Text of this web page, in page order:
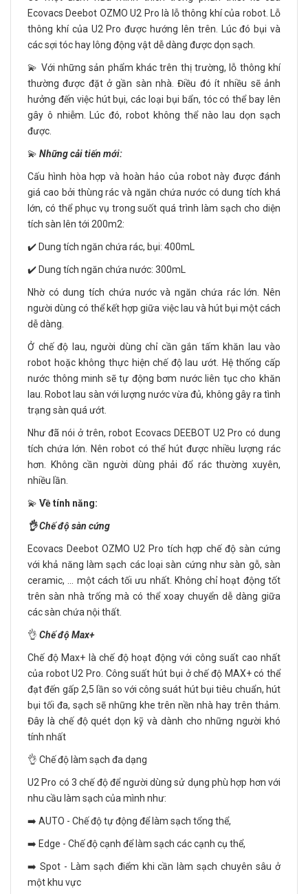
Ecovacs Deebot OZMO U2 Pro là lỗ thông khí của robot. Lỗ
thông khí của U2 Pro được hướng lên trên. Lúc đó bụi và
các sợi tóc hay lông động vật dễ dàng được dọn sạch.
💫 Với những sản phẩm khác trên thị trường, lỗ thông khí
thường được đặt ở gần sàn nhà. Điều đó ít nhiều sẽ ảnh
hưởng đến việc hút bụi, các loại bụi bẩn, tóc có thể bay lên
gây ô nhiễm. Lúc đó, robot không thể nào lau dọn sạch
được.
💫 Những cải tiến mới:
Cấu hình hòa hợp và hoàn hảo của robot này được đánh
giá cao bởi thùng rác và ngăn chứa nước có dung tích khá
lớn, có thể phục vụ trong suốt quá trình làm sạch cho diện
tích sàn lên tới 200m2:
✔️ Dung tích ngăn chứa rác, bụi: 400mL
✔️ Dung tích ngăn chứa nước: 300mL
Nhờ có dung tích chứa nước và ngăn chứa rác lớn. Nên
người dùng có thể kết hợp giữa việc lau và hút bụi một cách
dễ dàng.
Ở chế độ lau, người dùng chỉ cần gắn tấm khăn lau vào
robot hoặc không thực hiện chế độ lau ướt. Hệ thống cấp
nước thông minh sẽ tự động bơm nước liên tục cho khăn
lau. Robot lau sàn với lượng nước vừa đủ, không gây ra tình
trạng sàn quá ướt.
Như đã nói ở trên, robot Ecovacs DEEBOT U2 Pro có dung
tích chứa lớn. Nên robot có thể hút được nhiều lượng rác
hơn. Không cần người dùng phải đổ rác thường xuyên,
nhiều lần.
💫 Về tính năng:
👌 Chế độ sàn cứng
Ecovacs Deebot OZMO U2 Pro tích hợp chế độ sàn cứng
với khả năng làm sạch các loại sàn cứng như sàn gỗ, sàn
ceramic, … một cách tối ưu nhất. Không chỉ hoạt động tốt
trên sàn nhà trống mà có thể xoay chuyển dễ dàng giữa
các sàn chứa nội thất.
👌 Chế độ Max+
Chế độ Max+ là chế độ hoạt động với công suất cao nhất
của robot U2 Pro. Công suất hút bụi ở chế độ MAX+ có thể
đạt đến gấp 2,5 lần so với công suát hút bụi tiêu chuẩn, hút
bụi tối đa, sạch sẽ những khe trên nền nhà hay trên thảm.
Đây là chế độ quét dọn kỹ và dành cho những người khó
tính nhất
👌 Chế độ làm sạch đa dạng
U2 Pro có 3 chế độ để người dùng sử dụng phù hợp hơn với
nhu cầu làm sạch của mình như:
➡️ AUTO - Chế độ tự động để làm sạch tổng thể,
➡️ Edge - Chế độ cạnh để làm sạch các cạnh cụ thể,
➡️ Spot - Làm sạch điểm khi cần làm sạch chuyên sâu ở
một khu vực